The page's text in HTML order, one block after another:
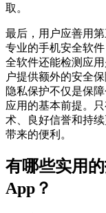
取。
最后，用户应善用
专业的手机安全软
全软件还能检测应
户提供额外的安全
隐私保护不仅是保
应用的基本前提。
术、良好信誉和持
带来的便利。
有哪些实用
App？